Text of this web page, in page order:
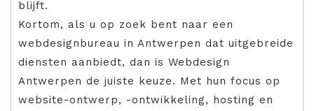
blijft.
Kortom, als u op zoek bent naar een
webdesignbureau in Antwerpen dat uitgebreide
diensten aanbiedt, dan is Webdesign
Antwerpen de juiste keuze. Met hun focus op
website-ontwerp, -ontwikkeling, hosting en